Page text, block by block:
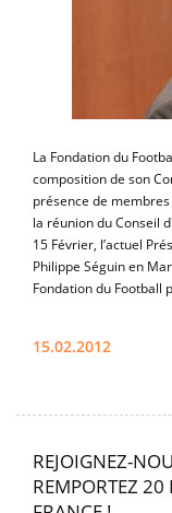
La Fondation du
composition de son
présence de
la réunion du Conseil
15 Février, l’actuel
Philippe Séguin en
Fondation du Football
15.02.2012
REJOIGNEZ-
REMPORTEZ 20